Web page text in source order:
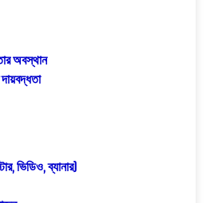
অবস্থান
ভিডিও, ব্যানার)